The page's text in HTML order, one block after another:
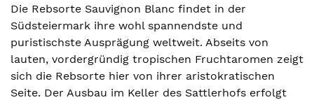
Die Rebsorte Sauvignon Blanc findet in der
Südsteiermark ihre wohl spannendste und
puristischste Ausprägung weltweit. Abseits von
lauten, vordergründig tropischen Fruchtaromen zeigt
sich die Rebsorte hier von ihrer aristokratischen
Seite. Der Ausbau im Keller des Sattlerhofs erfolgt